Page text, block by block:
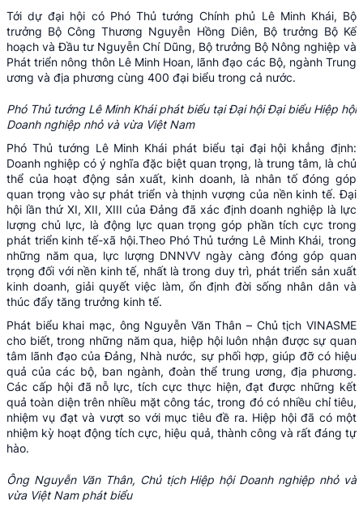
Tới dự đại hội có Phó Thủ tướng Chính phủ Lê Minh Khái, Bộ
trưởng Bộ Công Thương Nguyễn Hồng Diên, Bộ trưởng Bộ Kế
hoạch và Đầu tư Nguyễn Chí Dũng, Bộ trưởng Bộ Nông nghiệp và
Phát triển nông thôn Lê Minh Hoan, lãnh đạo các Bộ, ngành Trung
ương và địa phương cùng 400 đại biểu trong cả nước.
Phó Thủ tướng Lê Minh Khái phát biểu tại Đại hội Đại biểu Hiệp hội
Doanh nghiệp nhỏ và vừa Việt Nam
Phó Thủ tướng Lê Minh Khái phát biểu tại đại hội khẳng định:
Doanh nghiệp có ý nghĩa đặc biệt quan trọng, là trung tâm, là chủ
thể của hoạt động sản xuất, kinh doanh, là nhân tố đóng góp
quan trọng vào sự phát triển và thịnh vượng của nền kinh tế. Đại
hội lần thứ XI, XII, XIII của Đảng đã xác định doanh nghiệp là lực
lượng chủ lực, là động lực quan trọng góp phần tích cực trong
phát triển kinh tế-xã hội.Theo Phó Thủ tướng Lê Minh Khái, trong
những năm qua, lực lượng DNNVV ngày càng đóng góp quan
trọng đối với nền kinh tế, nhất là trong duy trì, phát triển sản xuất
kinh doanh, giải quyết việc làm, ổn định đời sống nhân dân và
thúc đẩy tăng trưởng kinh tế.
Phát biểu khai mạc, ông Nguyễn Văn Thân – Chủ tịch VINASME
cho biết, trong những năm qua, hiệp hội luôn nhận được sự quan
tâm lãnh đạo của Đảng, Nhà nước, sự phối hợp, giúp đỡ có hiệu
quả của các bộ, ban ngành, đoàn thể trung ương, địa phương.
Các cấp hội đã nỗ lực, tích cực thực hiện, đạt được những kết
quả toàn diện trên nhiều mặt công tác, trong đó có nhiều chỉ tiêu,
nhiệm vụ đạt và vượt so với mục tiêu đề ra. Hiệp hội đã có một
nhiệm kỳ hoạt động tích cực, hiệu quả, thành công và rất đáng tự
hào.
Ông Nguyễn Văn Thân, Chủ tịch Hiệp hội Doanh nghiệp nhỏ và
vừa Việt Nam phát biểu